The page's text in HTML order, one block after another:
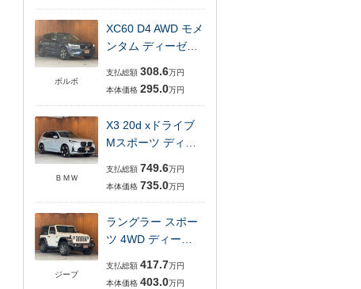
ボルボ
XC60 D4 AWD モメ
ンタム ディーゼ…
支払総額 308.6万円
本体価格 295.0万円
ＢＭＷ
X3 20d xドライブ
Mスポーツ ディ…
支払総額 749.6万円
本体価格 735.0万円
ジープ
ラングラー スポー
ツ 4WD ディー…
支払総額 417.7万円
本体価格 403.0万円